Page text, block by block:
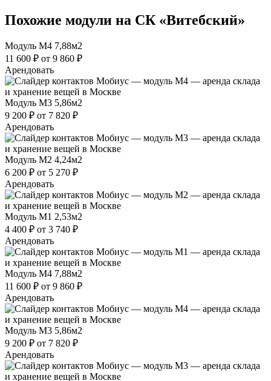
Похожие модули на СК «Витебский»
Модуль М4 7,88м2
11 600 ₽ от 9 860 ₽
Арендовать
Модуль М3 5,86м2
9 200 ₽ от 7 820 ₽
Арендовать
Модуль М2 4,24м2
6 200 ₽ от 5 270 ₽
Арендовать
Модуль М1 2,53м2
4 400 ₽ от 3 740 ₽
Арендовать
Модуль М4 7,88м2
11 600 ₽ от 9 860 ₽
Арендовать
Модуль М3 5,86м2
9 200 ₽ от 7 820 ₽
Арендовать